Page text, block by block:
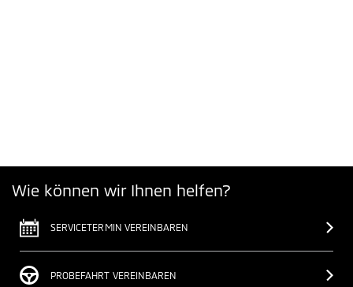
Wie können wir Ihnen helfen?
SERVICETERMIN VEREINBAREN
PROBEFAHRT VEREINBAREN